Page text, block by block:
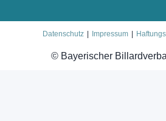
Datenschutz Impressum
© Bayerischer